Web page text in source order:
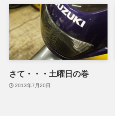
さて・・・土曜日の巻
2013年7月20日